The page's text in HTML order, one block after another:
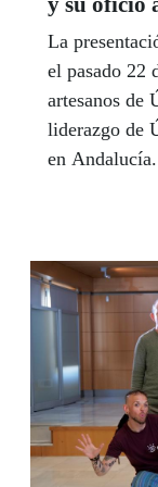
ONCE a tu
programación.
La
el pasado 22
artesanos de
liderazgo de
en
grave en el
corazón
la